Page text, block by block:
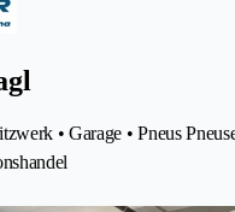
• Garage • Pneus